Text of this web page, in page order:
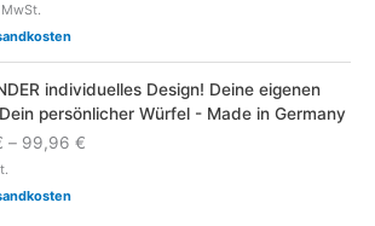
individuelles Design! Deine eigenen
persönlicher Würfel - Made in Germany
– 99,96€